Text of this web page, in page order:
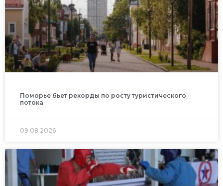
Поморье бьет рекорды по росту туристического
потока
09.08.2026